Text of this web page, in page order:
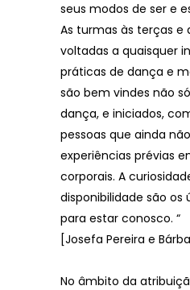
seus modos de ser e
As turmas às terças e
voltadas a quaisquer
práticas de dança e
são bem vindes não
dança, e iniciados,
pessoas que ainda
experiências prévias
corporais. A
disponibilidade são os
para estar conosco. “
[Josefa Pereira e
No âmbito da